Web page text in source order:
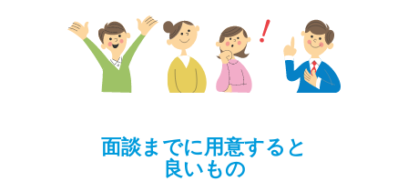
面談までに用意すると
良いもの